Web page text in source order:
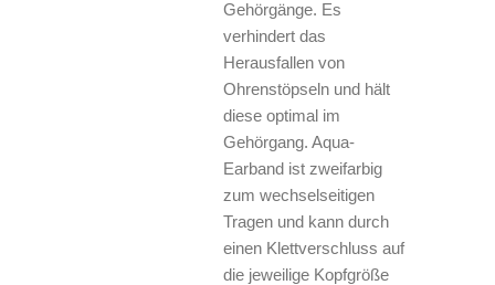
Gehörgänge. Es
verhindert das
Herausfallen von
Ohrenstöpseln und hält
diese optimal im
Gehörgang. Aqua-
Earband ist zweifarbig
zum wechselseitigen
Tragen und kann durch
einen Klettverschluss auf
die jeweilige Kopfgröße